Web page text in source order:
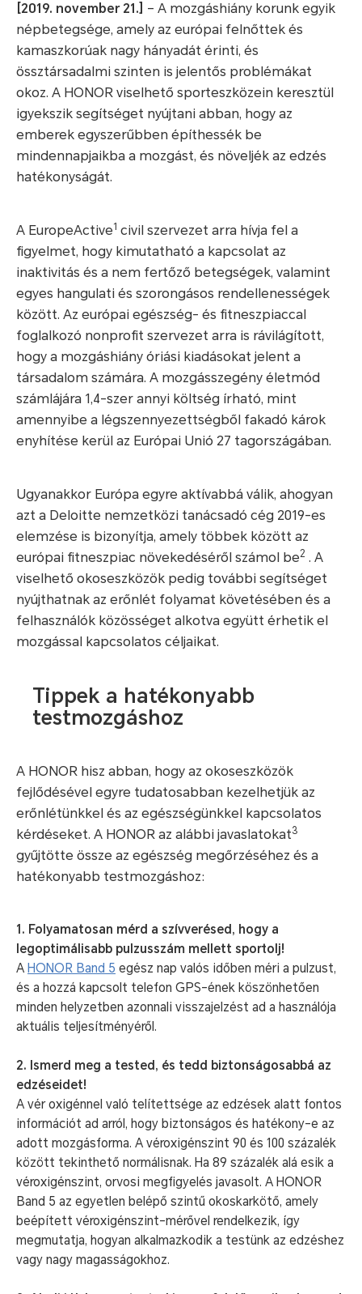
[2019. november 21.] – A mozgáshiány korunk egyik
népbetegsége, amely az európai felnőttek és
kamaszkorúak nagy hányadát érinti, és
össztársadalmi szinten is jelentős problémákat
okoz. A HONOR viselhető sporteszközein keresztül
igyekszik segítséget nyújtani abban, hogy az
emberek egyszerűbben építhessék be
mindennapjaikba a mozgást, és növeljék az edzés
hatékonyságát.
A EuropeActive1 civil szervezet arra hívja fel a
figyelmet, hogy kimutatható a kapcsolat az
inaktivitás és a nem fertőző betegségek, valamint
egyes hangulati és szorongásos rendellenességek
között. Az európai egészség- és fitneszpiaccal
foglalkozó nonprofit szervezet arra is rávilágított,
hogy a mozgáshiány óriási kiadásokat jelent a
társadalom számára. A mozgásszegény életmód
számlájára 1,4-szer annyi költség írható, mint
amennyibe a légszennyezettségből fakadó károk
enyhítése kerül az Európai Unió 27 tagországában.
Ugyanakkor Európa egyre aktívabbá válik, ahogyan
azt a Deloitte nemzetközi tanácsadó cég 2019-es
elemzése is bizonyítja, amely többek között az
európai fitneszpiac növekedéséről számol be2 . A
viselhető okoseszközök pedig további segítséget
nyújthatnak az erőnlét folyamat követésében és a
felhasználók közösséget alkotva együtt érhetik el
mozgással kapcsolatos céljaikat.
Tippek a hatékonyabb
testmozgáshoz
A HONOR hisz abban, hogy az okoseszközök
fejlődésével egyre tudatosabban kezelhetjük az
erőnlétünkkel és az egészségünkkel kapcsolatos
kérdéseket. A HONOR az alábbi javaslatokat3
gyűjtötte össze az egészség megőrzéséhez és a
hatékonyabb testmozgáshoz:
1. Folyamatosan mérd a szívverésed, hogy a
legoptimálisabb pulzusszám mellett sportolj!
A HONOR Band 5 egész nap valós időben méri a pulzust,
és a hozzá kapcsolt telefon GPS-ének köszönhetően
minden helyzetben azonnali visszajelzést ad a használója
aktuális teljesítményéről.
2. Ismerd meg a tested, és tedd biztonságosabbá az
edzéseidet!
A vér oxigénnel való telítettsége az edzések alatt fontos
információt ad arról, hogy biztonságos és hatékony-e az
adott mozgásforma. A véroxigénszint 90 és 100 százalék
között tekinthető normálisnak. Ha 89 százalék alá esik a
véroxigénszint, orvosi megfigyelés javasolt. A HONOR
Band 5 az egyetlen belépő szintű okoskarkötő, amely
beépített véroxigénszint-mérővel rendelkezik, így
megmutatja, hogyan alkalmazkodik a testünk az edzéshez
vagy nagy magasságokhoz.